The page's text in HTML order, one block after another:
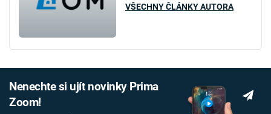
VŠECHNY ČLÁNKY AUTORA
Nenechte si ujít novinky Prima
Zoom!